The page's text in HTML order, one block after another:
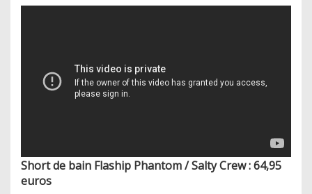
Short de bain Flaship Phantom / Salty Crew : 64,95
euros